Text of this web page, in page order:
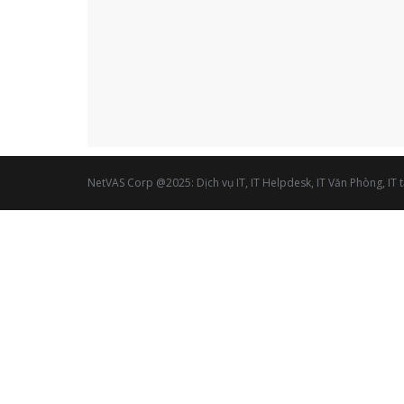
NetVAS Corp @2025: Dịch vụ IT, IT Helpdesk, IT Văn Phòng,